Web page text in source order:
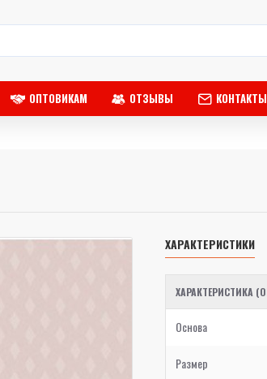
ОПТОВИКАМ ОТЗЫВЫ КОНТАКТЫ
ХАРАКТЕРИСТИКИ
ХАРАКТЕРИСТИКА
Основа
Размер